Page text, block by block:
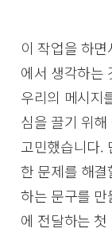
이 작업을 하
에서 생각하는
우리의 메시지
심을 끌기 위
고민했습니다.
한 문제를 해
하는 문구를
에 전달하는